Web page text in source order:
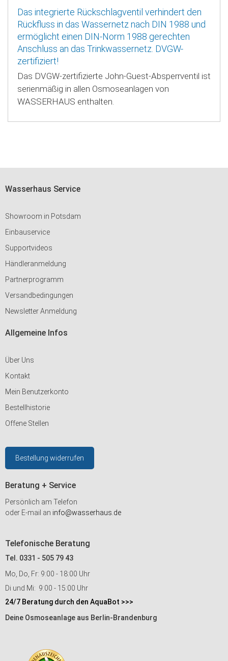
Das integrierte Rückschlagventil verhindert den
Rückfluss in das Wassernetz nach DIN 1988 und
ermöglicht einen DIN-Norm 1988 gerechten
Anschluss an das Trinkwassernetz. DVGW-
zertifiziert!
Das DVGW-zertifizierte John-Guest-Absperrventil ist
serienmäßig in allen Osmoseanlagen von
WASSERHAUS enthalten.
Wasserhaus Service
Showroom in Potsdam
Einbauservice
Supportvideos
Händleranmeldung
Partnerprogramm
Versandbedingungen
Newsletter Anmeldung
Allgemeine Infos
Über Uns
Kontakt
Mein Benutzerkonto
Bestellhistorie
Offene Stellen
Bestellung widerrufen
Beratung + Service
Persönlich am Telefon
oder E-mail an info@wasserhaus.de
Telefonische Beratung
Tel. 0331 - 505 79 43
Mo, Do, Fr: 9:00 - 18:00 Uhr
Di und Mi: 9:00 - 15:00 Uhr
24/7 Beratung durch den AquaBot >>>
Deine Osmoseanlage aus Berlin-Brandenburg